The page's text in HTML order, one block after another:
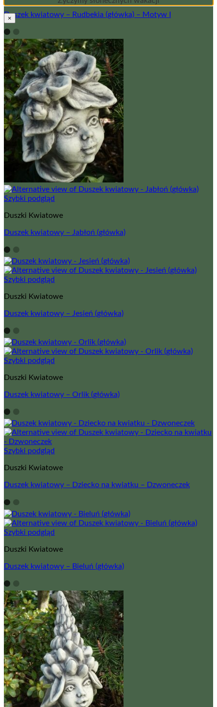
Duszek kwiatowy – Rudbekia (główka) – Motyw I
Szybki podgląd
Duszki Kwiatowe
Duszek kwiatowy – Jabłoń (główka)
Szybki podgląd
Duszki Kwiatowe
Duszek kwiatowy – Jesień (główka)
Szybki podgląd
Duszki Kwiatowe
Duszek kwiatowy – Orlik (główka)
Szybki podgląd
Duszki Kwiatowe
Duszek kwiatowy – Dziecko na kwiatku – Dzwoneczek
Szybki podgląd
Duszki Kwiatowe
Duszek kwiatowy – Bieluń (główka)
×